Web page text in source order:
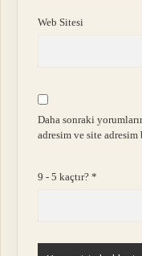
Web Sitesi
Daha sonraki
adresim ve site
9 - 5 kaçtır?*